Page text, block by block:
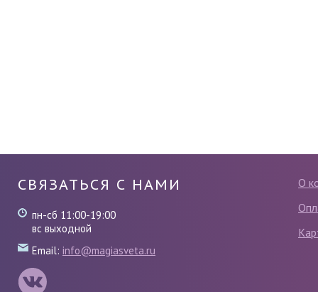
О
СВЯЗАТЬСЯ С НАМИ
пн-сб 11:00-19:00
вс выходной
Email: info@magiasveta.ru